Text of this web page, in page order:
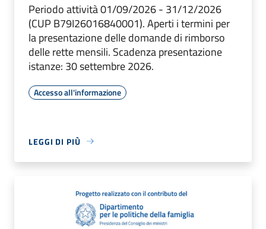
Periodo attività 01/09/2026 - 31/12/2026
(CUP B79I26016840001). Aperti i termini per
la presentazione delle domande di rimborso
delle rette mensili. Scadenza presentazione
istanze: 30 settembre 2026.
Accesso all'informazione
LEGGI DI PIÙ